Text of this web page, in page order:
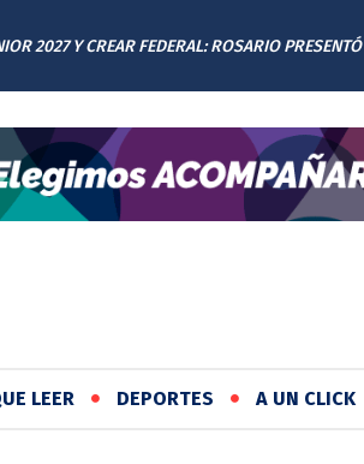
2027 Y CREAR FEDERAL: ROSARIO PRESENTÓ
LEER DEPORTES A UN CLICK